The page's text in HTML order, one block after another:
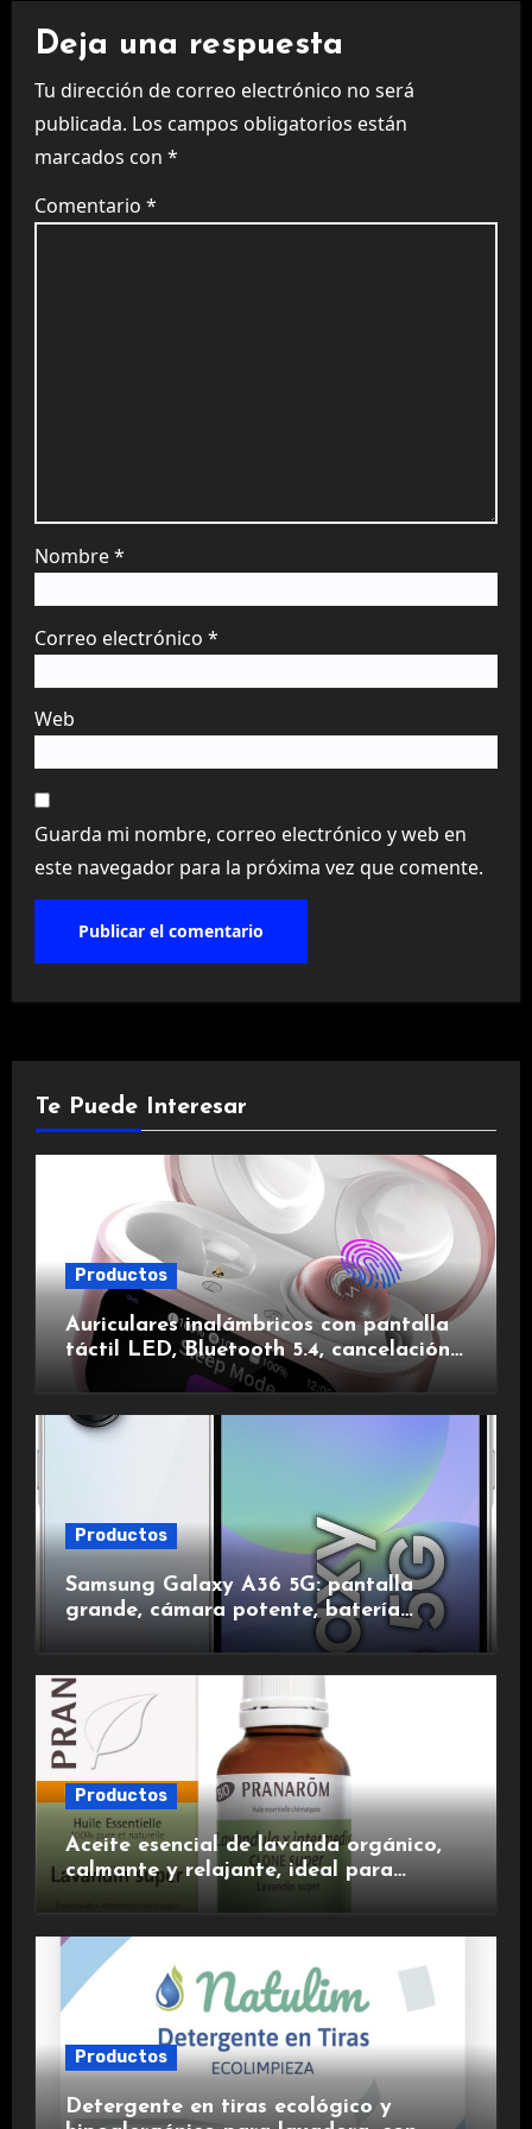
Deja una respuesta
Tu dirección de correo electrónico no será
publicada. Los campos obligatorios están
marcados con *
Comentario *
Nombre*
Correo electrónico *
Web
Guarda mi nombre, correo electrónico y web en
este navegador para la próxima vez que comente.
Te Puede Interesar
Productos
Auriculares inalámbricos con pantalla
táctil LED, Bluetooth 5.4, cancelación
de ruido, impermeables y de larga
duración.
Productos
Samsung Galaxy A36 5G: pantalla
grande, cámara potente, batería
duradera y carga rápida para una
Productos
Aceite esencial de lavanda orgánico,
calmante y relajante, ideal para
Productos
Detergente en tiras ecológico y